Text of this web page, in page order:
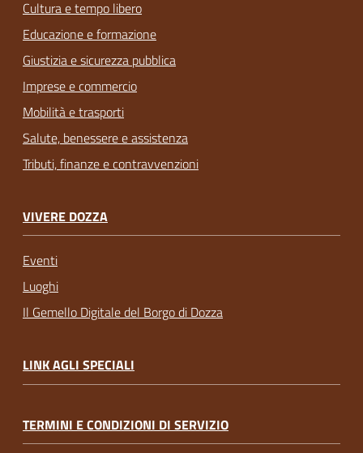
Cultura e tempo libero
Educazione e formazione
Giustizia e sicurezza pubblica
Imprese e commercio
Mobilità e trasporti
Salute, benessere e assistenza
Tributi, finanze e contravvenzioni
VIVERE DOZZA
Eventi
Luoghi
Il Gemello Digitale del Borgo di Dozza
LINK AGLI SPECIALI
TERMINI E CONDIZIONI DI SERVIZIO